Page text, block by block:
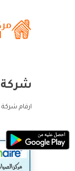
شركة
ارقام شركة